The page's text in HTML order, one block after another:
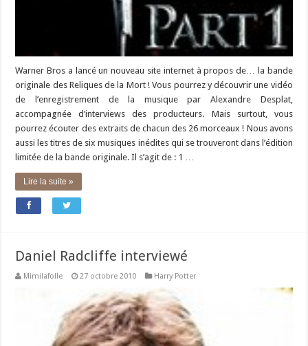
Warner Bros a lancé un nouveau site internet à propos de… la bande
originale des Reliques de la Mort ! Vous pourrez y découvrir une vidéo
de l’enregistrement de la musique par Alexandre Desplat,
accompagnée d’interviews des producteurs. Mais surtout, vous
pourrez écouter des extraits de chacun des 26 morceaux ! Nous avons
aussi les titres de six musiques inédites qui se trouveront dans l’édition
limitée de la bande originale. Il s’agit de : 1 …
Lire la suite »
Daniel Radcliffe interviewé
Mimilafolle 27 octobre 2010 Harry Potter